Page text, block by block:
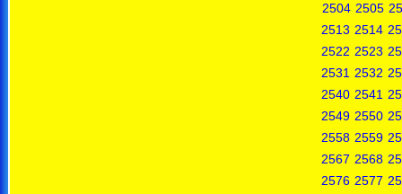
2504 2505
2513 2514
2522 2523
2531 2532
2540 2541
2549 2550
2558 2559
2567 2568
2576 2577